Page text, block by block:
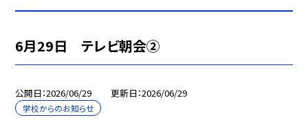
6月29日 テレビ朝会②
公開日 2026/06/29 更新日 2026/06/29
学校からのお知らせ